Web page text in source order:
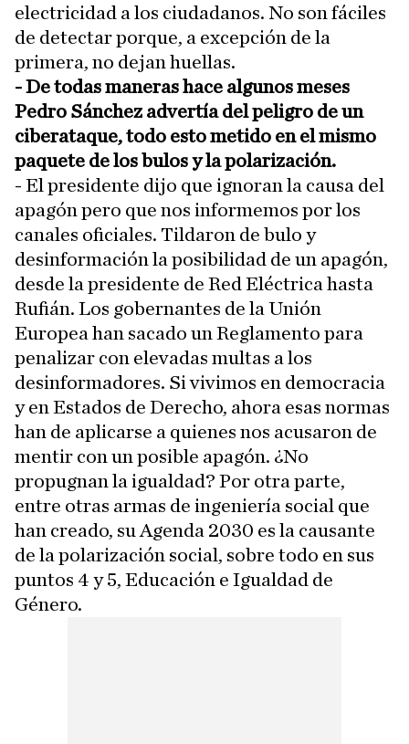
electricidad a los ciudadanos. No son fáciles
de detectar porque, a excepción de la
primera, no dejan huellas.
- De todas maneras hace algunos meses
Pedro Sánchez advertía del peligro de un
ciberataque, todo esto metido en el mismo
paquete de los bulos y la polarización.
- El presidente dijo que ignoran la causa del
apagón pero que nos informemos por los
canales oficiales. Tildaron de bulo y
desinformación la posibilidad de un apagón,
desde la presidente de Red Eléctrica hasta
Rufián. Los gobernantes de la Unión
Europea han sacado un Reglamento para
penalizar con elevadas multas a los
desinformadores. Si vivimos en democracia
y en Estados de Derecho, ahora esas normas
han de aplicarse a quienes nos acusaron de
mentir con un posible apagón. ¿No
propugnan la igualdad? Por otra parte,
entre otras armas de ingeniería social que
han creado, su Agenda 2030 es la causante
de la polarización social, sobre todo en sus
puntos 4 y 5, Educación e Igualdad de
Género.